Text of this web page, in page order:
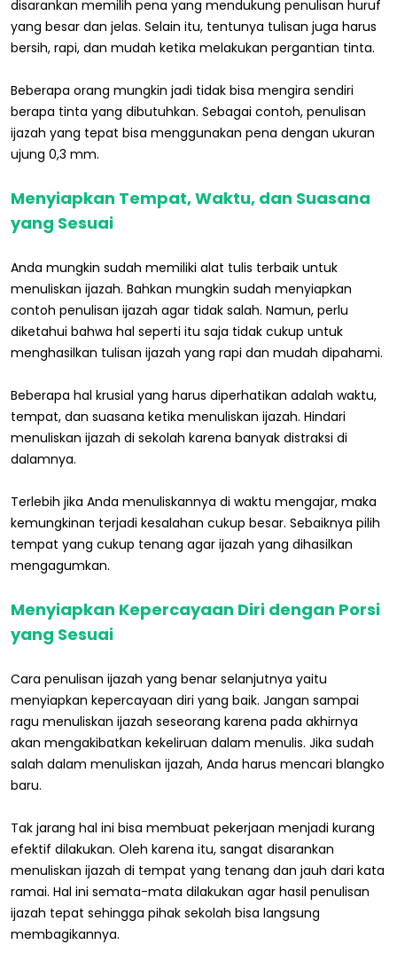
disarankan memilih pena yang mendukung penulisan huruf
yang besar dan jelas. Selain itu, tentunya tulisan juga harus
bersih, rapi, dan mudah ketika melakukan pergantian tinta.
Beberapa orang mungkin jadi tidak bisa mengira sendiri
berapa tinta yang dibutuhkan. Sebagai contoh, penulisan
ijazah yang tepat bisa menggunakan pena dengan ukuran
ujung 0,3 mm.
Menyiapkan Tempat, Waktu, dan Suasana
yang Sesuai
Anda mungkin sudah memiliki alat tulis terbaik untuk
menuliskan ijazah. Bahkan mungkin sudah menyiapkan
contoh penulisan ijazah agar tidak salah. Namun, perlu
diketahui bahwa hal seperti itu saja tidak cukup untuk
menghasilkan tulisan ijazah yang rapi dan mudah dipahami.
Beberapa hal krusial yang harus diperhatikan adalah waktu,
tempat, dan suasana ketika menuliskan ijazah. Hindari
menuliskan ijazah di sekolah karena banyak distraksi di
dalamnya.
Terlebih jika Anda menuliskannya di waktu mengajar, maka
kemungkinan terjadi kesalahan cukup besar. Sebaiknya pilih
tempat yang cukup tenang agar ijazah yang dihasilkan
mengagumkan.
Menyiapkan Kepercayaan Diri dengan Porsi
yang Sesuai
Cara penulisan ijazah yang benar selanjutnya yaitu
menyiapkan kepercayaan diri yang baik. Jangan sampai
ragu menuliskan ijazah seseorang karena pada akhirnya
akan mengakibatkan kekeliruan dalam menulis. Jika sudah
salah dalam menuliskan ijazah, Anda harus mencari blangko
baru.
Tak jarang hal ini bisa membuat pekerjaan menjadi kurang
efektif dilakukan. Oleh karena itu, sangat disarankan
menuliskan ijazah di tempat yang tenang dan jauh dari kata
ramai. Hal ini semata-mata dilakukan agar hasil penulisan
ijazah tepat sehingga pihak sekolah bisa langsung
membagikannya.